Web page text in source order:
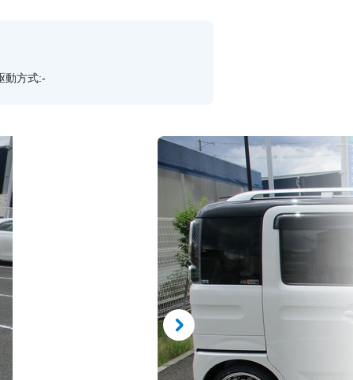
動方式:-